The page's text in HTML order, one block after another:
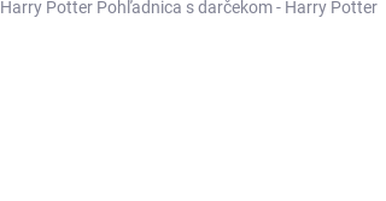
Harry Potter Pohľadnica s darčekom - Harry Potter